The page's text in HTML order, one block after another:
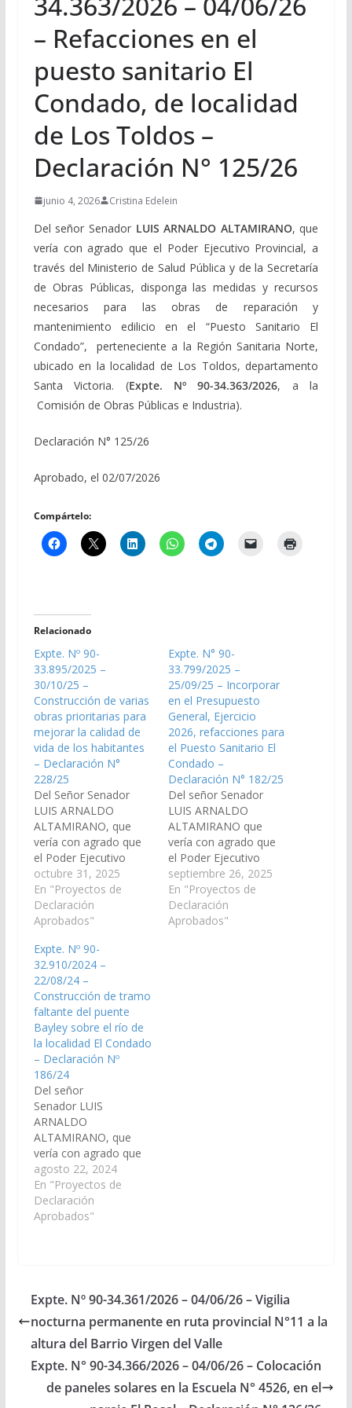
– Refacciones en el
puesto sanitario El
Condado, de localidad
de Los Toldos –
Declaración N° 125/26
junio 4, 2026 Cristina Edelein
Del señor Senador LUIS ARNALDO ALTAMIRANO, que
vería con agrado que el Poder Ejecutivo Provincial, a
través del Ministerio de Salud Pública y de la Secretaría
de Obras Públicas, disponga las medidas y recursos
necesarios para las obras de reparación y
mantenimiento edilicio en el “Puesto Sanitario El
Condado”, perteneciente a la Región Sanitaria Norte,
ubicado en la localidad de Los Toldos, departamento
Santa Victoria. (Expte. Nº 90-34.363/2026, a la
Comisión de Obras Públicas e Industria).
Declaración N° 125/26
Aprobado, el 02/07/2026
Compártelo:
Relacionado
Expte. Nº 90-
33.895/2025 –
30/10/25 –
Construcción de varias
obras prioritarias para
mejorar la calidad de
vida de los habitantes
– Declaración N°
228/25
Del Señor Senador
LUIS ARNALDO
ALTAMIRANO, que
vería con agrado que
el Poder Ejecutivo
Provincial, a través del
Ministerio de
Economía y Servicios
Públicos, arbitre los
fin de que se incorpore
en el Plan de Obras
Públicas Presupuesto
General de la
Provincia, Ejercicio
2026, la construcción
del…
octubre 31, 2025
En "Proyectos de
Declaración
Aprobados"
Expte. N° 90-
33.799/2025 –
25/09/25 – Incorporar
en el Presupuesto
General, Ejercicio
2026, refacciones para
el Puesto Sanitario El
Condado –
Declaración N° 182/25
Del señor Senador
LUIS ARNALDO
ALTAMIRANO que
vería con agrado que
el Poder Ejecutivo
Provincial, a través de
los organismos
correspondientes,
incluya en el
septiembre 26, 2025
En "Proyectos de
Declaración
Aprobados"
Expte. Nº 90-
32.910/2024 –
22/08/24 –
Construcción de tramo
faltante del puente
Bayley sobre el río de
la localidad El Condado
– Declaración Nº
186/24
Del señor
Senador LUIS
ARNALDO
ALTAMIRANO, que
vería con agrado que
el Poder Ejecutivo
Provincial, a través del
Ministerio de
Infraestructura
la ofician de
Presupuesto
dependiente del
Ministerio de
Economía y Servicios
Públicos bajo
expediente Nº…
agosto 22, 2024
En "Proyectos de
Declaración
Aprobados"
Expte. Nº 90-34.361/2026 – 04/06/26 – Vigilia
nocturna permanente en ruta provincial N°11 a la
altura del Barrio Virgen del Valle
Expte. N° 90-34.366/2026 – 04/06/26 – Colocación
de paneles solares en la Escuela N° 4526, en el